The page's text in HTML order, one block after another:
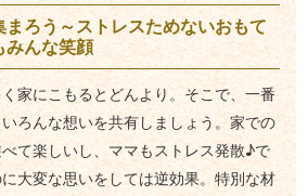
ろう～ストレスためないおもて
みんな笑顔
家にこもるとどんより。そこで、一番
ろんな想いを共有しましょう。家での
て楽しいし、ママもストレス発散♪で
大変な思いをしては逆効果。特別な材